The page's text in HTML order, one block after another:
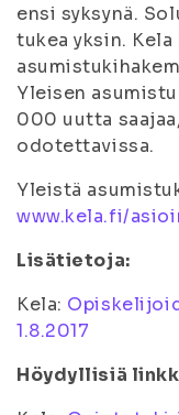
ensi syksynä.
tukea yksin.
Yleisen
000 uutta
odotettavissa.
Yleistä
www.kela.fi/
Lisätietoja:
Kela:
1.8.2017
Höydyllisiä